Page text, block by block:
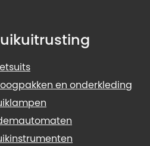
en onderkleding